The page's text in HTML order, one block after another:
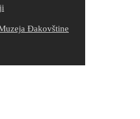
Đakovštine